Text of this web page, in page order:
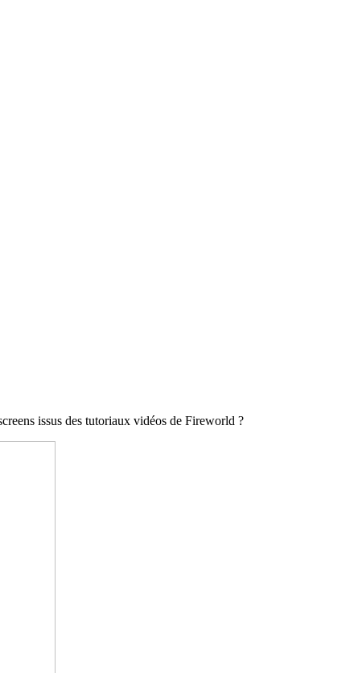
issus des tutoriaux vidéos de Fireworld ?